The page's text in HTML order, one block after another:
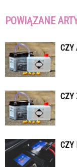
POWIĄZANE
CZY
CZY
CZY